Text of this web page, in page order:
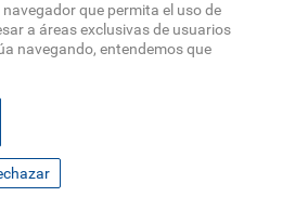
DIRECTORIO
que permita el uso de
a áreas exclusivas de usuarios
navegando, entendemos que